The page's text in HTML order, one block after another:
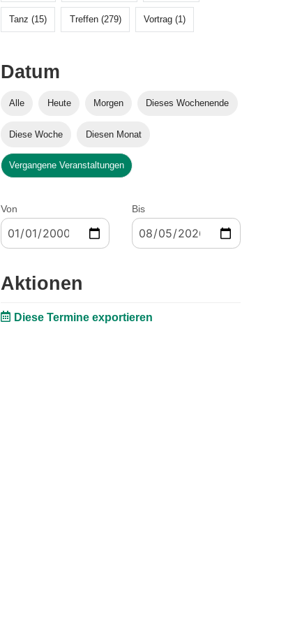
Tanz (15) Treffen (279) Vortrag (1)
Datum
Alle Heute Morgen Dieses Wochenende
Diese Woche Diesen Monat
Vergangene Veranstaltungen
Von Bis
Aktionen
Diese Termine exportieren